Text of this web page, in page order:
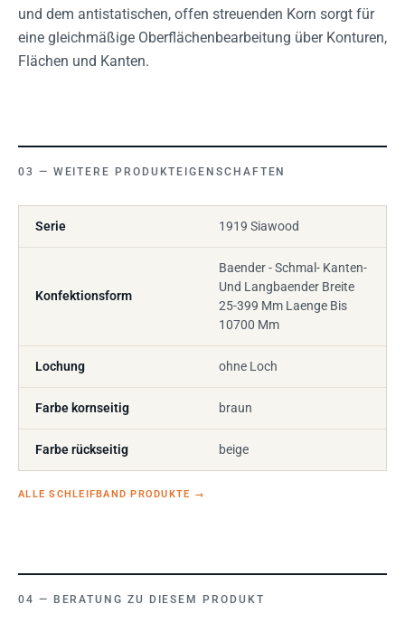
und dem antistatischen, offen streuenden Korn sorgt für
eine gleichmäßige Oberflächenbearbeitung über Konturen,
Flächen und Kanten.
WEITERE PRODUKTEIGENSCHAFTEN
Serie 1919 Siawood
Konfektionsform
Baender - Schmal- Kanten-
Und Langbaender Breite
25-399 Mm Laenge Bis
10700 Mm
Lochung ohne Loch
Farbe kornseitig braun
Farbe rückseitig beige
ALLE SCHLEIFBAND PRODUKTE →
BERATUNG ZU DIESEM PRODUKT